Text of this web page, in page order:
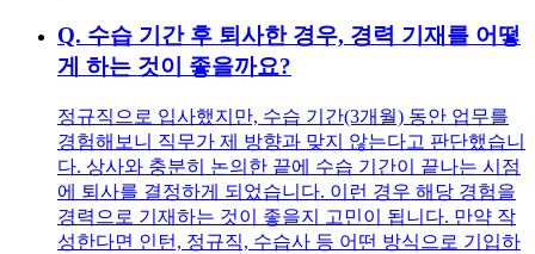
Q. 수습 기간 후 퇴사한 경우, 경력 기재를 어떻
게 하는 것이 좋을까요?
정규직으로 입사했지만, 수습 기간(3개월) 동안 업무를
경험해보니 직무가 제 방향과 맞지 않는다고 판단했습니
다. 상사와 충분히 논의한 끝에 수습 기간이 끝나는 시점
에 퇴사를 결정하게 되었습니다. 이런 경우 해당 경험을
경력으로 기재하는 것이 좋을지 고민이 됩니다. 만약 작
성한다면 인턴, 정규직, 수습사 등 어떤 방식으로 기입하